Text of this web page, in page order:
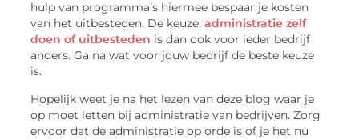
hulp van programma’s hiermee bespaar je kosten
van het uitbesteden. De keuze:administratie zelf
doen of uitbesteden is dan ook voor ieder bedrijf
anders. Ga na wat voor jouw bedrijf de beste keuze
is.
Hopelijk weet je na het lezen van deze blog waar je
op moet letten bij administratie van bedrijven. Zorg
ervoor dat de administratie op orde is of je het nu